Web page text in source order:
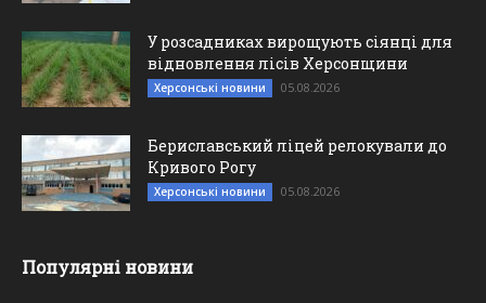
У розсадниках вирощують сіянці для
відновлення лісів Херсонщини
Херсонські новини 05.08.2026
Бериславський ліцей релокували до
Кривого Рогу
Херсонські новини 05.08.2026
Популярні новини